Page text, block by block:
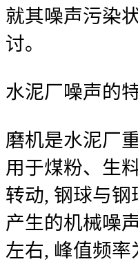
就其噪声污染
讨。
水泥厂噪声的
磨机是水泥厂
用于煤粉、生
转动, 钢球与
产生的机械噪
左右, 峰值频率